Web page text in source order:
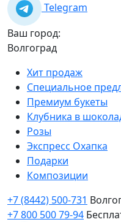
Telegram
Ваш город:
Волгоград
Хит продаж
Специальное
Премиум букеты
Клубника в
Розы
Экспресс Охапка
Подарки
Композиции
+7 (8442) 500-731
+7 800 500 79-94